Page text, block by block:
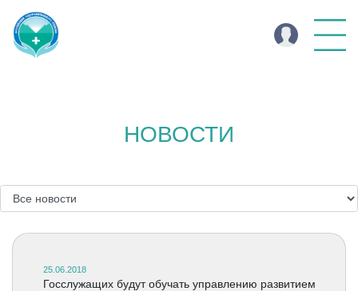
НОВОСТИ
25.06.2018
Госслужащих будут обучать управлению развитием